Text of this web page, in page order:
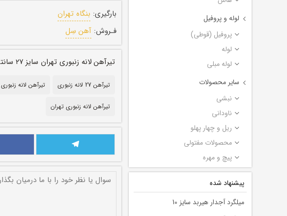
لوله و پروفیل
پروفیل (قوطی)
لوله
لوله مبلی
سایر محصولات
نبشی
ناودانی
ریل و چهار پهلو
محصولات مفتولی
پیچ و مهره
پیشنهاد شده
میلگرد آجدار هیربد سایز 10
بارگیری: بنگاه تهران
فـروش: آهن سِل
تیرآهن لانه زنبوری تهران سایز ۲۷ سانتی متر
تیرآهن 27 لانه زنبوری تیرآهن لانه زنبوری 27
تیرآهن لانه زنبوری تهران